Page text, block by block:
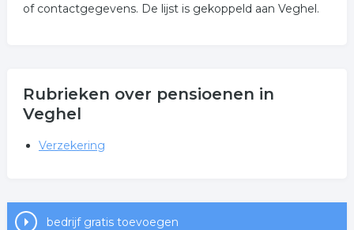
of contactgegevens. De lijst is gekoppeld aan Veghel.
Rubrieken over pensioenen in
Veghel
Verzekering
bedrijf gratis toevoegen